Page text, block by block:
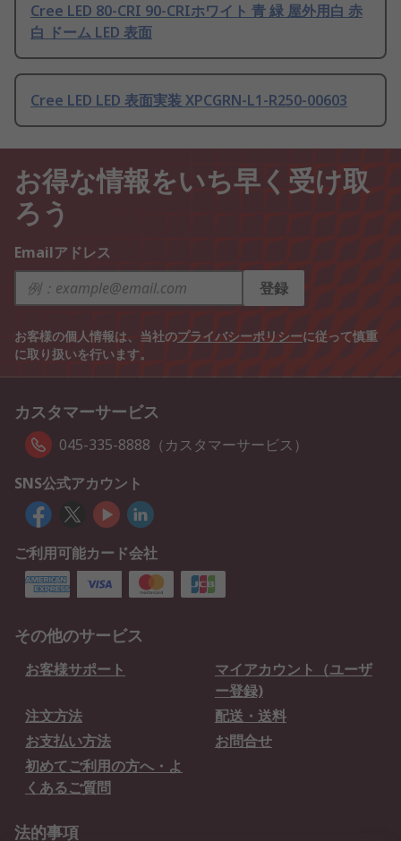
Cree LED 80-CRI 90-CRIホワイト 青 緑 屋外用白 赤
白 ドーム LED 表面
Cree LED LED 表面実装 XPCGRN-L1-R250-00603
お得な情報をいち早く受け取
ろう
Emailアドレス
登録
お客様の個人情報は、当社のプライバシーポリシーに従って慎重
に取り扱いを行います。
カスタマーサービス
045-335-8888（カスタマーサービス）
SNS公式アカウント
ご利用可能カード会社
その他のサービス
お客様サポート
マイアカウント（ユーザ
ー登録)
注文方法
配送・送料
お支払い方法
お問合せ
初めてご利用の方へ・よ
くあるご質問
法的事項